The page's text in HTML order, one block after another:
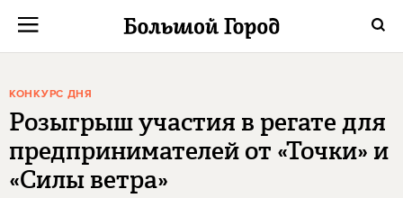
КОНКУРС ДНЯ
Розыгрыш участия в регате для
предпринимателей от «Точки» и
«Силы ветра»